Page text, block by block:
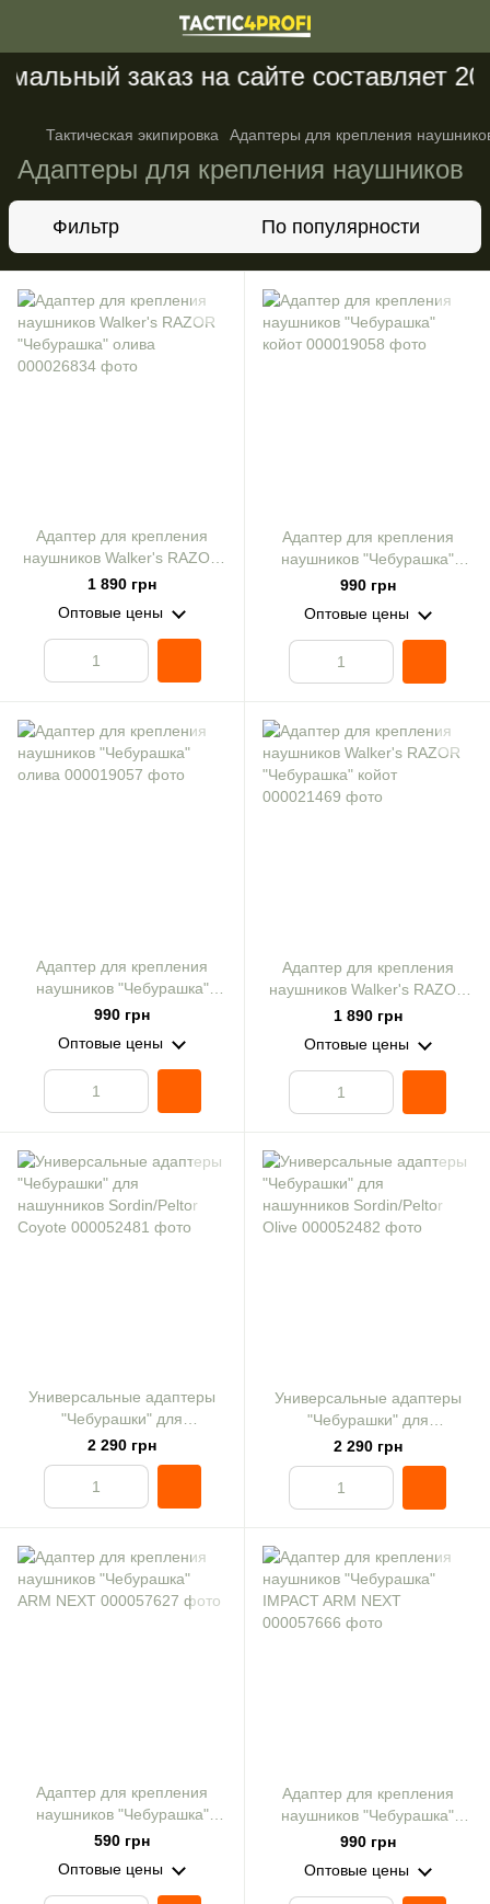
заказ на сайте составляет 200
Тактическая экипировка Адаптеры для крепления
Адаптеры для крепления наушников
Фильтр По популярности
Адаптер для крепления
наушников Walker's RAZOR
"Чебурашка" олива
1 890 грн
Оптовые цены
Адаптер для крепления
наушников "Чебурашка"
койот
990 грн
Оптовые цены
Адаптер для крепления
наушников "Чебурашка"
олива
990 грн
Оптовые цены
Адаптер для крепления
наушников Walker's RAZOR
"Чебурашка" койот
1 890 грн
Оптовые цены
Универсальные адаптеры
"Чебурашки" для
нашунников Sordin/Peltor
Coyote
2 290 грн
Универсальные адаптеры
"Чебурашки" для
нашунников Sordin/Peltor
Olive
2 290 грн
Адаптер для крепления
наушников "Чебурашка"
ARM NEXT
590 грн
Оптовые цены
Адаптер для крепления
наушников "Чебурашка"
IMPACT ARM NEXT
990 грн
Оптовые цены